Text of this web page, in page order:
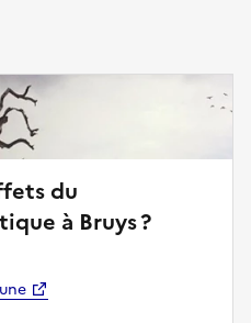
du
à Bruys ?